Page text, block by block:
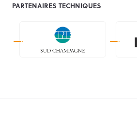
PARTENAIRES TECHNIQUES